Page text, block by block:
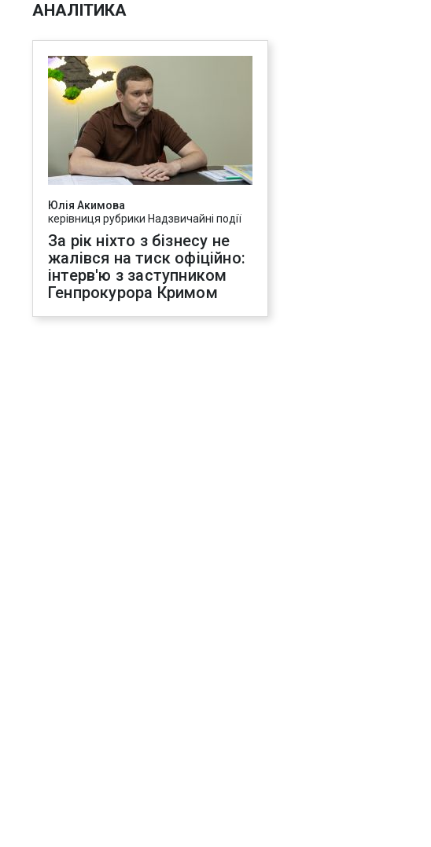
АНАЛІТИКА
Юлія Акимова
керівниця рубрики Надзвичайні події
За рік ніхто з бізнесу не
жалівся на тиск офіційно:
інтерв'ю з заступником
Генпрокурора Кримом